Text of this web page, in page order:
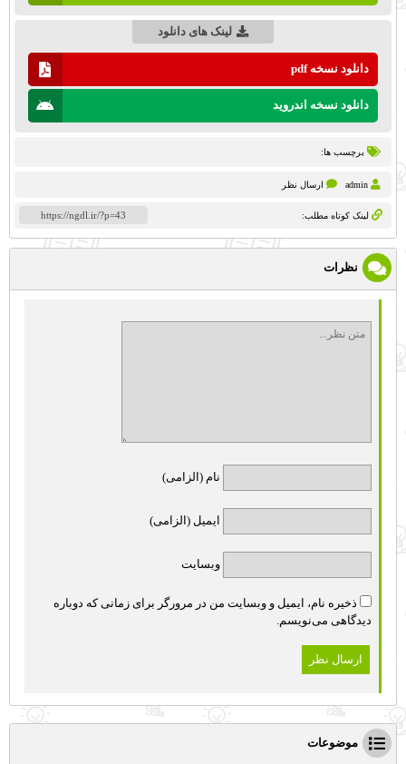
لینک های دانلود
دانلود نسخه pdf
دانلود نسخه اندروید
برچسب ها:
admin ارسال نظر
لینک کوتاه مطلب:
نظرات
نام (الزامی)
ایمیل (الزامی)
وبسایت
ذخیره نام، ایمیل و وبسایت من در مرورگر برای زمانی که دوباره
دیدگاهی می‌نویسم.
موضوعات